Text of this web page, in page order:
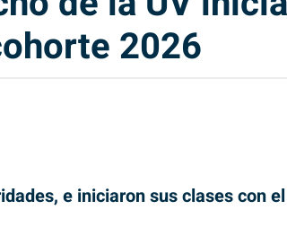
2026
e iniciaron sus clases con